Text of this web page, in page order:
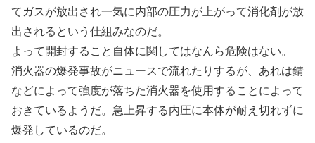
てガスが放出され一気に内部の圧力が上がって消化剤が放
出されるという仕組みなのだ。
よって開封すること自体に関してはなんら危険はない。
消火器の爆発事故がニュースで流れたりするが、あれは錆
などによって強度が落ちた消火器を使用することによって
おきているようだ。急上昇する内圧に本体が耐え切れずに
爆発しているのだ。